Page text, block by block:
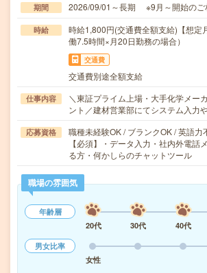
期間 2026/09/01～長期 ※9月～開始のご
時給
時給1,800円(交通費全額支給)【想定
働7.5時間×月20日勤務の場合）
交通費
交通費別途全額支給
仕事内容
＼東証プライム上場・大手化学メー
ント／建材営業部にてシステム入力
応募資格
職種未経験OK / ブランクOK / 英語力
【必須】・データ入力・社内外電話
る方・何かしらのチャットツール
職場の雰囲気
年齢層
20代
30代 40代
男女比率
女性